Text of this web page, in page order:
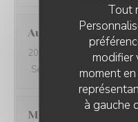
Tout
modifier
moment
à gauche
Auguste P
2025-08-13
- 12:30 -
Service
/5 Ambiance :5
Macha